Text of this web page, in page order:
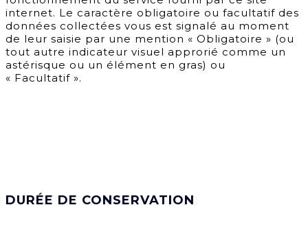
internet. Le caractère obligatoire ou facultatif des
données collectées vous est signalé au moment
de leur saisie par une mention « Obligatoire » (ou
tout autre indicateur visuel approrié comme un
astérisque ou un élément en gras) ou
« Facultatif ».
DURÉE DE CONSERVATION